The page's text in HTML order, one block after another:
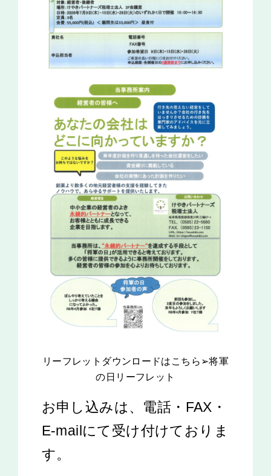
リーフレットダウンロードはこちら➢将軍
の日リーフレット
お申し込みは、電話・FAX・
E-mailにて受け付けておりま
す。